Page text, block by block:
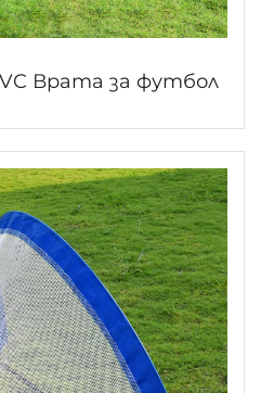
Врата за футбол